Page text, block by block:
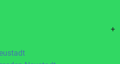
+